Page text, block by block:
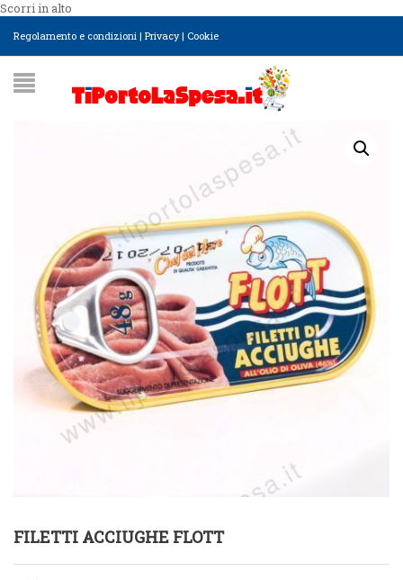
Scorri in alto
Regolamento e condizioni | Privacy| Cookie
FILETTI ACCIUGHE FLOTT